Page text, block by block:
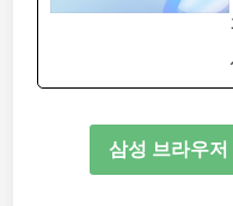
삼성 브라우